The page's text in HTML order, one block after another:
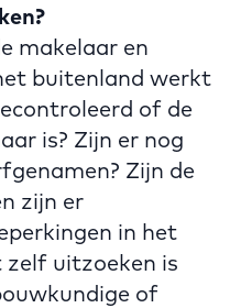
makelaar en
buitenland werkt
of de
is? Zijn er nog
Zijn de
zijn er
in het
uitzoeken is
of